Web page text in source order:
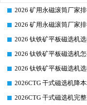
2026 矿用永磁滚筒厂家
2026 矿用永磁滚筒厂家
2026 钛铁矿平板磁选机
2026 钛铁矿平板磁选机
2026 钛铁矿平板磁选机
2026CTG 干式磁选机降
2026CTG 干式磁选机完